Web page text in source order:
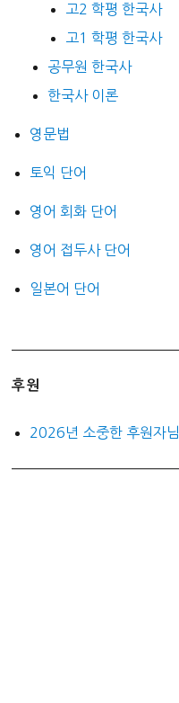
고2 학평 한국사
고1 학평 한국사
공무원 한국사
한국사 이론
영문법
토익 단어
영어 회화 단어
영어 접두사 단어
일본어 단어
후원
2026년 소중한 후원자님